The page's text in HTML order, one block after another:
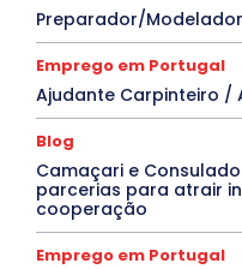
Preparador/Modelador
Emprego em Portugal
Ajudante Carpinteiro /
Blog
Camaçari e
parcerias para atrair
cooperação
Emprego em Portugal